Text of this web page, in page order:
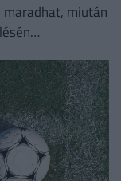
maradhat, miután